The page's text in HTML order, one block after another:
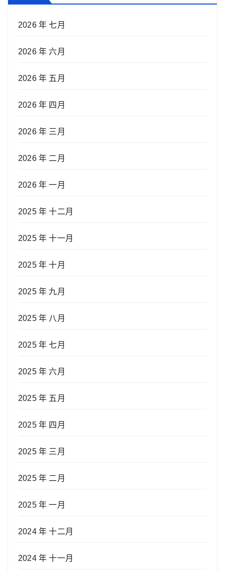
2026 年 七月
2026 年 六月
2026 年 五月
2026 年 四月
2026 年 三月
2026 年 二月
2026 年 一月
2025 年 十二月
2025 年 十一月
2025 年 十月
2025 年 九月
2025 年 八月
2025 年 七月
2025 年 六月
2025 年 五月
2025 年 四月
2025 年 三月
2025 年 二月
2025 年 一月
2024 年 十二月
2024 年 十一月